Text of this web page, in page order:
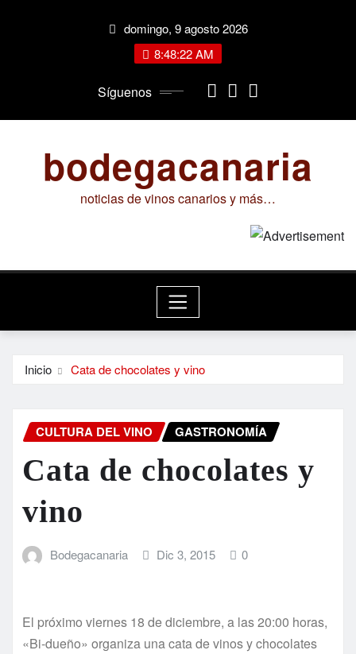
domingo, 9 agosto 2026
8:48:23 AM
Síguenos
bodegacanaria
noticias de vinos canarios y más…
Inicio Cata de chocolates y vino
CULTURA DEL VINO GASTRONOMÍA
Cata de chocolates y
vino
Bodegacanaria Dic 3, 2015 0
El próximo viernes 18 de diciembre, a las 20:00 horas,
«Bi-dueño» organiza una cata de vinos y chocolates